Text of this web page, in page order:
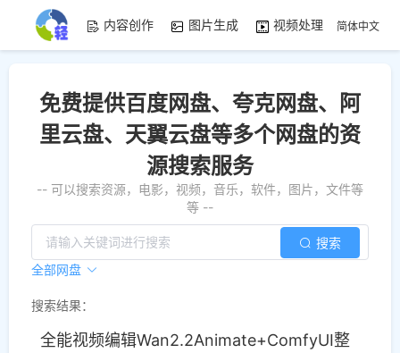
内容创作 图片生成 视频处理 资源素
简体中文
免费提供百度网盘、夸克网盘、阿
里云盘、天翼云盘等多个网盘的资
源搜索服务
-- 可以搜索资源，电影，视频，音乐，软件，图片，文件等
等 --
全部网盘
搜索
搜索结果：
全能视频编辑Wan2.2Animate+ComfyUI整